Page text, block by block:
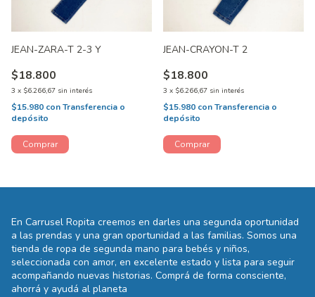
JEAN-ZARA-T 2-3 Y
$18.800
3 x $6.266,67 sin interés
$15.980 conTransferencia o
depósito
JEAN-CRAYON-T 2
$18.800
3 x $6.266,67 sin interés
$15.980 conTransferencia o
depósito
En Carrusel Ropita creemos en darles una segunda oportunidad
a las prendas y una gran oportunidad a las familias. Somos una
tienda de ropa de segunda mano para bebés y niños,
seleccionada con amor, en excelente estado y lista para seguir
acompañando nuevas historias. Comprá de forma consciente,
ahorrá y ayudá al planeta